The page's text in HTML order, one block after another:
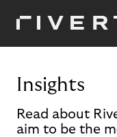
Insights
Read about
aim to be the